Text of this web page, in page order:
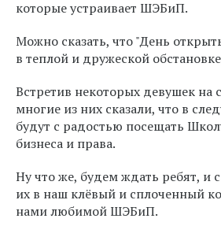
которые устраивает ШЭБиП.
Можно сказать, что "День
в теплой и дружеской
Встретив некоторых девушек
многие из них сказали, что в
будут с радостью посещать
бизнеса и права.
Ну что же, будем ждать ребят, и
их в наш клёвый и сплоченный
нами любимой ШЭБиП.